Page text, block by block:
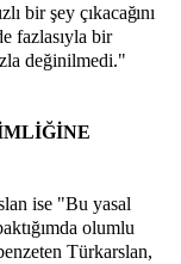
bir şey çıkacağını
fazlasıyla bir
değinilmedi."
ise "Bu yasal
olumlu
Türkarslan,